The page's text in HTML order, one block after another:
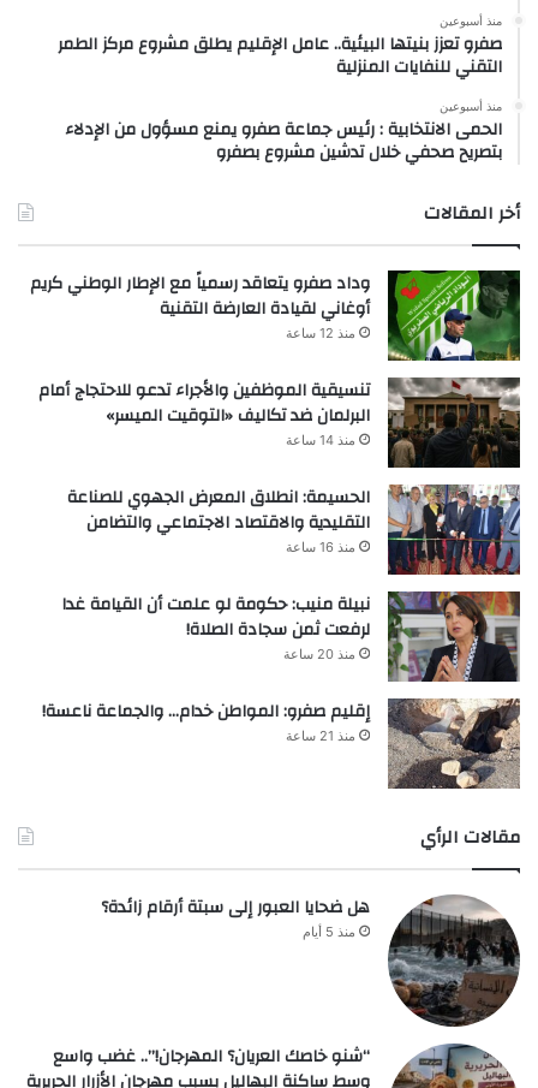
منذ أسبوعين
صفرو تعزز بنيتها البيئية.. عامل الإقليم يطلق مشروع مركز الطمر
التقني للنفايات المنزلية
منذ أسبوعين
الحمى الانتخابية : رئيس جماعة صفرو يمنع مسؤول من الإدلاء
بتصريح صحفي خلال تدشين مشروع بصفرو
أخر المقالات
وداد صفرو يتعاقد رسمياً مع الإطار الوطني كريم
أوغاني لقيادة العارضة التقنية
منذ 12 ساعة
تنسيقية الموظفين والأجراء تدعو للاحتجاج أمام
البرلمان ضد تكاليف «التوقيت الميسر»
منذ 14 ساعة
الحسيمة: انطلاق المعرض الجهوي للصناعة
التقليدية والاقتصاد الاجتماعي والتضامن
منذ 16 ساعة
نبيلة منيب: حكومة لو علمت أن القيامة غدا
لرفعت ثمن سجادة الصلاة!
منذ 20 ساعة
إقليم صفرو: المواطن خدام… والجماعة ناعسة!
منذ 21 ساعة
مقالات الرأي
هل ضحايا العبور إلى سبتة أرقام زائدة؟
منذ 5 أيام
“شنو خاصك العريان؟ المهرجان!”.. غضب واسع